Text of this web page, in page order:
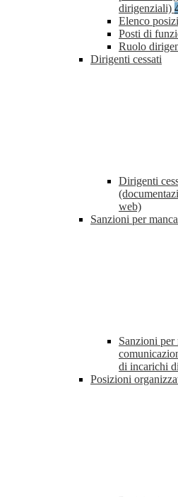
dirigenziali)
Elenco
Posti di
Ruolo
Dirigenti cessati
Dirigenti
web)
Sanzioni per
Sanzioni per
di incarichi
Posizioni